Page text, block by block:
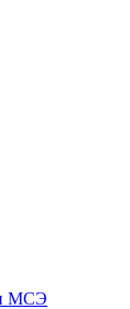
МСЭ